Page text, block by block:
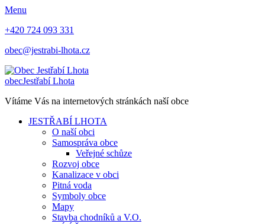
Menu
+420 724 093 331
obec@jestrabi-lhota.cz
obecJestřabí Lhota
Vítáme Vás na internetových stránkách naší obce
JESTŘABÍ LHOTA
O naší obci
Samospráva obce
Veřejné schůze
Rozvoj obce
Kanalizace v obci
Pitná voda
Symboly obce
Mapy
Stavba chodníků a V.O.